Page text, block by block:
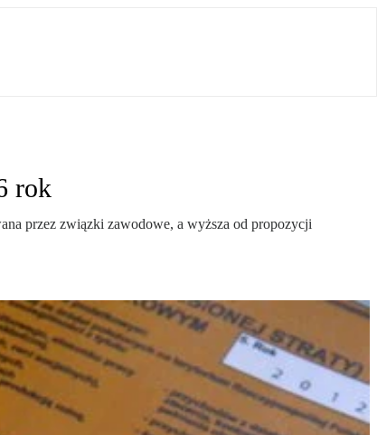
rok
przez związki zawodowe, a wyższa od propozycji